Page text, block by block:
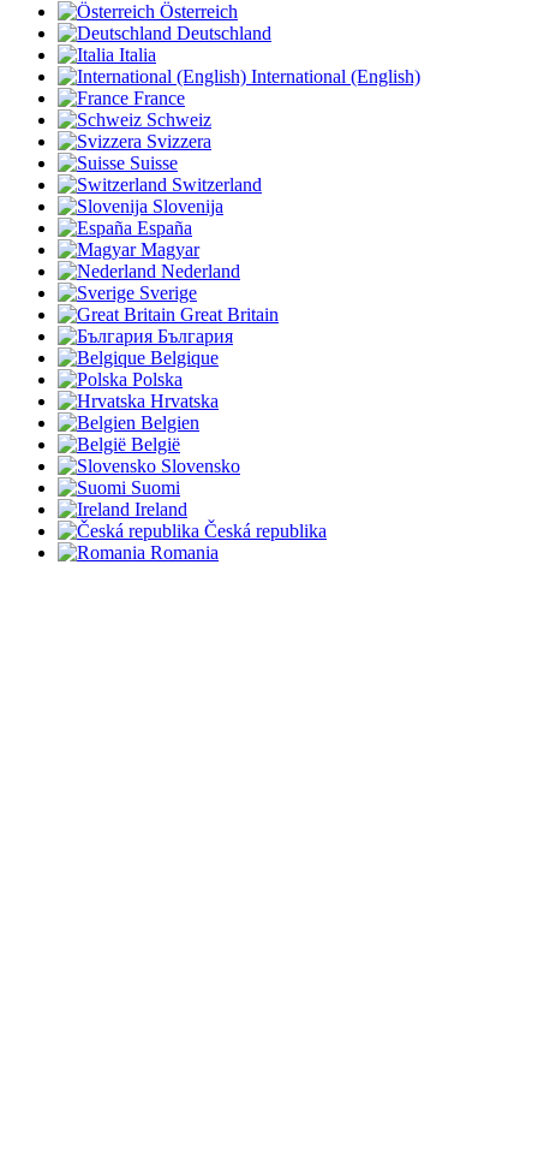
Österreich
Deutschland
Italia
International (English)
France
Schweiz
Svizzera
Suisse
Switzerland
Slovenija
España
Magyar
Nederland
Sverige
Great Britain
България
Belgique
Polska
Hrvatska
Belgien
België
Slovensko
Suomi
Ireland
Česká republika
Romania